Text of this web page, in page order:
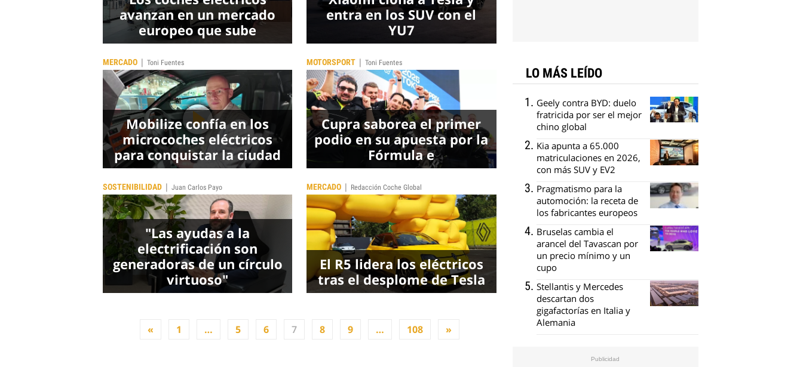
avanzan en un mercado
europeo que sube
entra en los SUV con el
YU7
MERCADO | Toni Fuentes
Mobilize confía en los
microcoches eléctricos
para conquistar la ciudad
MOTORSPORT |Toni Fuentes
Cupra saborea el primer
podio en su apuesta por la
Fórmula e
SOSTENIBILIDAD | Juan Carlos Payo
"Las ayudas a la
electrificación son
generadoras de un círculo
virtuoso"
MERCADO | Redacción Coche Global
El R5 lidera los eléctricos
tras el desplome de Tesla
« 1 … 5 6 7 8 9 … 108 »
LO MÁS LEÍDO
Geely contra BYD: duelo
fratricida por ser el mejor
chino global
Kia apunta a 65.000
matriculaciones en 2026,
con más SUV y EV2
Pragmatismo para la
automoción: la receta de
los fabricantes europeos
Bruselas cambia el
arancel del Tavascan por
un precio mínimo y un
cupo
Stellantis y Mercedes
descartan dos
gigafactorías en Italia y
Alemania